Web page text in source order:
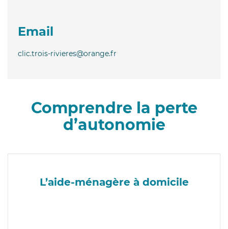
Email
clic.trois-rivieres@orange.fr
Comprendre la perte
d’autonomie
L’aide-ménagère à domicile